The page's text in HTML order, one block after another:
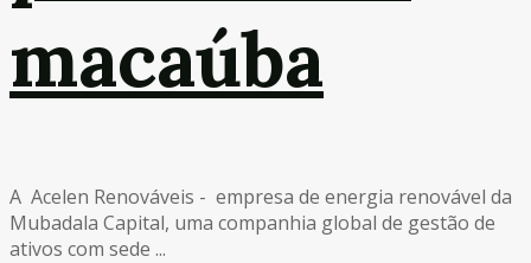
macaúba
A Acelen Renováveis - empresa de energia renovável da
Mubadala Capital, uma companhia global de gestão de
ativos com sede ...